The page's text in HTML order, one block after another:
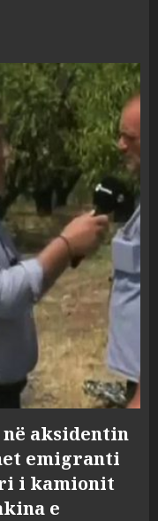
aksidentin
emigranti
i kamionit
e